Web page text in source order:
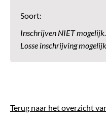
Soort:
Inschrijven NIET mogelijk.
Losse inschrijving
Terug naar het overzicht